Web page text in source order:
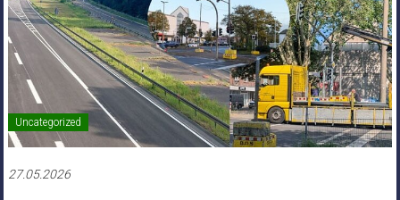
Uncategorized
27.05.2026